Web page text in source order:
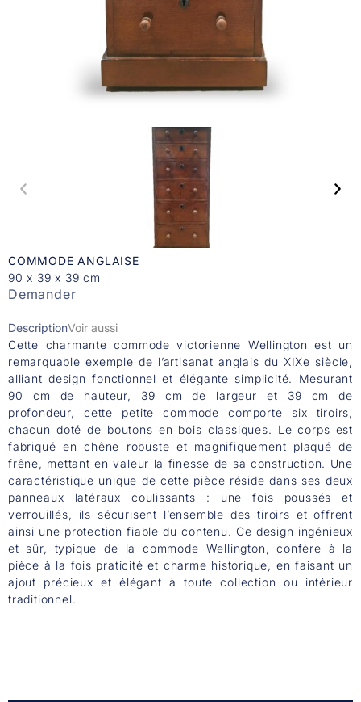
COMMODE ANGLAISE
90 x 39 x 39 cm
Demander
DescriptionVoir aussi
Cette charmante commode victorienne Wellington est un
remarquable exemple de l’artisanat anglais du XIXe siècle,
alliant design fonctionnel et élégante simplicité. Mesurant
90 cm de hauteur, 39 cm de largeur et 39 cm de
profondeur, cette petite commode comporte six tiroirs,
chacun doté de boutons en bois classiques. Le corps est
fabriqué en chêne robuste et magnifiquement plaqué de
frêne, mettant en valeur la finesse de sa construction. Une
caractéristique unique de cette pièce réside dans ses deux
panneaux latéraux coulissants : une fois poussés et
verrouillés, ils sécurisent l’ensemble des tiroirs et offrent
ainsi une protection fiable du contenu. Ce design ingénieux
et sûr, typique de la commode Wellington, confère à la
pièce à la fois praticité et charme historique, en faisant un
ajout précieux et élégant à toute collection ou intérieur
traditionnel.